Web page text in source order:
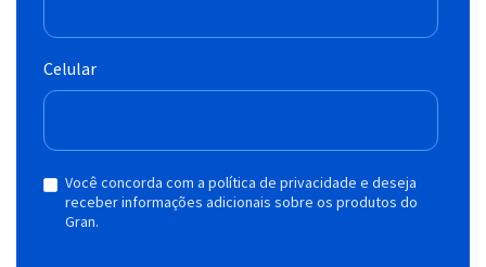
Celular
Você concorda com a política de privacidade e deseja
receber informações adicionais sobre os produtos do
Gran.